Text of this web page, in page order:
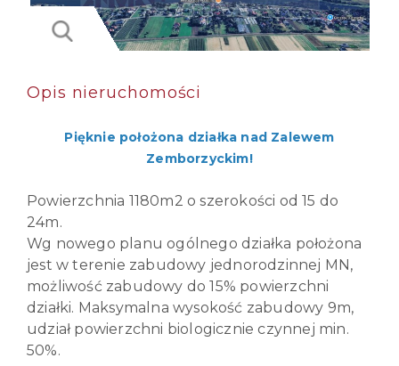
Opis nieruchomości
Pięknie położona działka nad Zalewem
Zemborzyckim!
Powierzchnia 1180m2 o szerokości od 15 do
24m.
Wg nowego planu ogólnego działka położona
jest w terenie zabudowy jednorodzinnej MN,
możliwość zabudowy do 15% powierzchni
działki. Maksymalna wysokość zabudowy 9m,
udział powierzchni biologicznie czynnej min.
50%.